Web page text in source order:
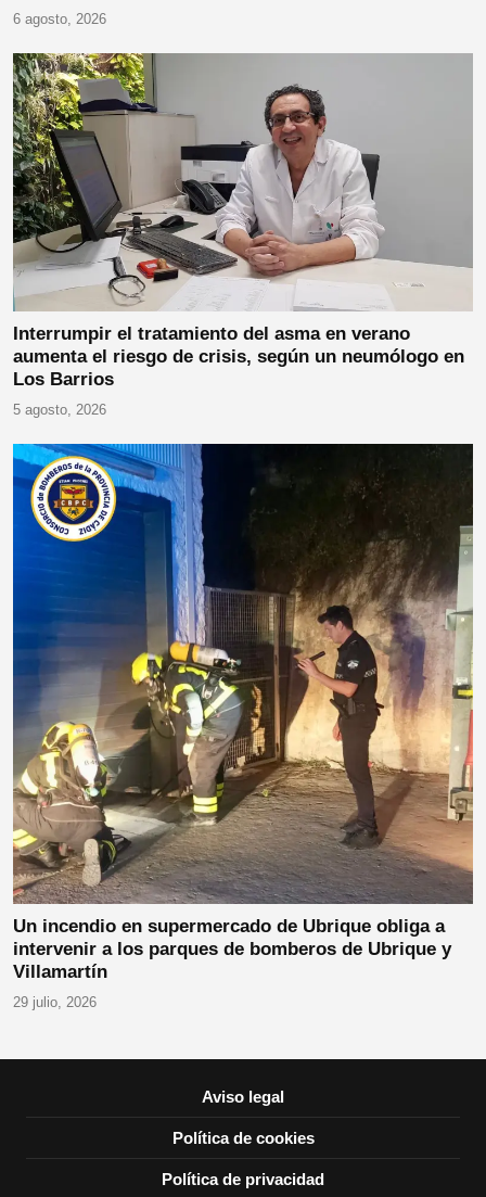
6 agosto, 2026
Interrumpir el tratamiento del asma en verano
aumenta el riesgo de crisis, según un neumólogo en
Los Barrios
5 agosto, 2026
Un incendio en supermercado de Ubrique obliga a
intervenir a los parques de bomberos de Ubrique y
Villamartín
29 julio, 2026
Aviso legal
Política de cookies
Política de privacidad